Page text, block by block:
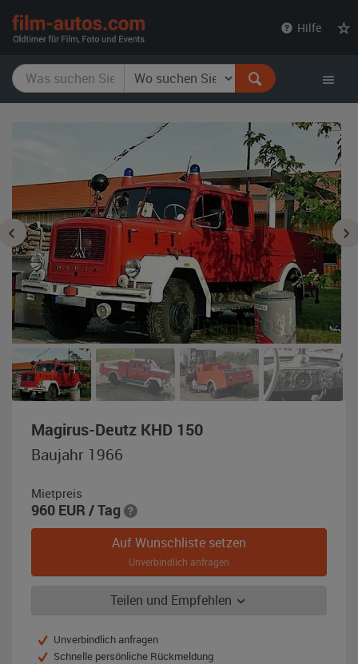
Hilfe
Magirus-Deutz KHD 150,
Baujahr 1966
Mietpreis
960 EUR / Tag
Auf Wunschliste setzen
Unverbindlich anfragen
Teilen und Empfehlen
Unverbindlich anfragen
Schnelle persönliche Rückmeldung